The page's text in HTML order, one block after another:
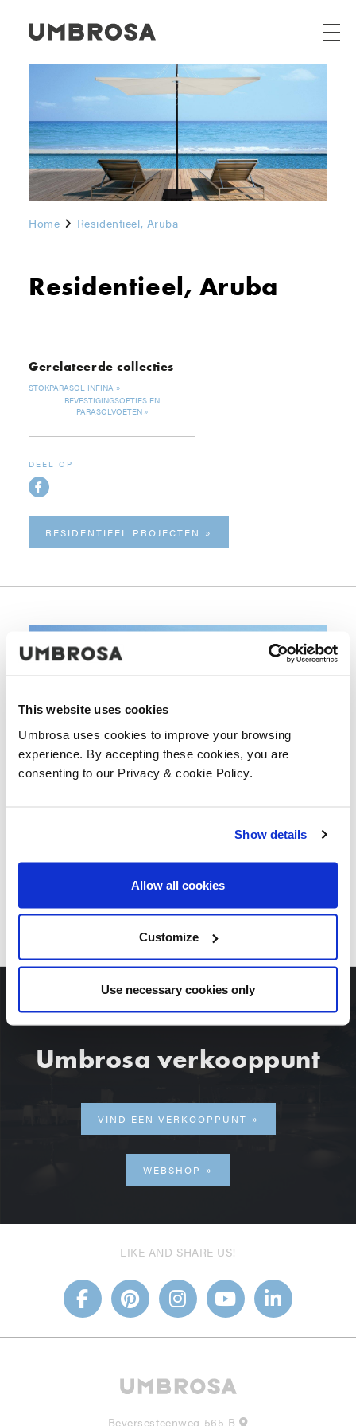
This website uses cookies
Umbrosa uses cookies to improve your browsing
experience. By accepting these cookies, you are
consenting to our Privacy & cookie Policy.
Show details
Allow all cookies
Customize
Use necessary cookies only
Home Residentieel, Aruba
Residentieel, Aruba
Gerelateerde collecties
STOKPARASOL INFINA
BEVESTIGINGSOPTIES EN
PARASOLVOETEN
DEEL OP
RESIDENTIEEL PROJECTEN
DOWNLOAD ALLE BEELDEN
Umbrosa verkooppunt
VIND EEN VERKOOPPUNT
WEBSHOP
LIKE AND SHARE US!
Beversesteenweg 565 B